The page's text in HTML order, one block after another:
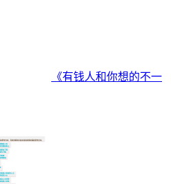
《有钱人和你想的不一